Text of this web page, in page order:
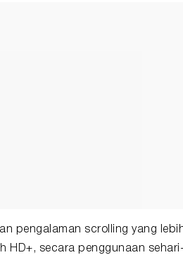
pengalaman scrolling yang
HD+, secara penggunaan sehari-